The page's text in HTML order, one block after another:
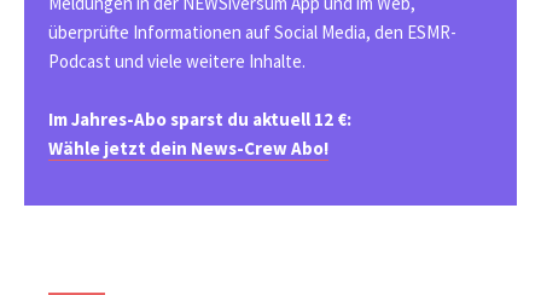
überprüfte Informationen auf Social Media, den ESMR-
Podcast und viele weitere Inhalte.
Im Jahres-Abo sparst du aktuell 12 €:
Wähle jetzt dein News-Crew Abo!